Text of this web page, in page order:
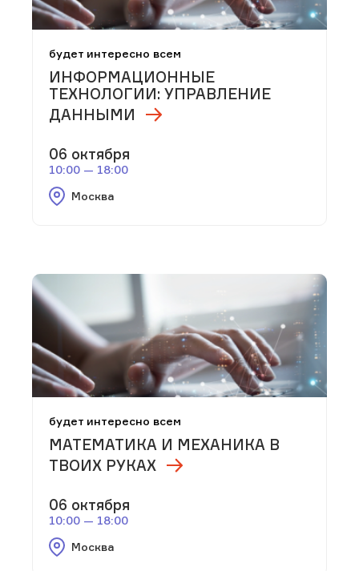
будет интересно всем
ИНФОРМАЦИОННЫЕ
ТЕХНОЛОГИИ: УПРАВЛЕНИЕ
ДАННЫМИ
06 октября
10:00 — 18:00
Москва
будет интересно всем
МАТЕМАТИКА И МЕХАНИКА В
ТВОИХ РУКАХ
06 октября
10:00 — 18:00
Москва